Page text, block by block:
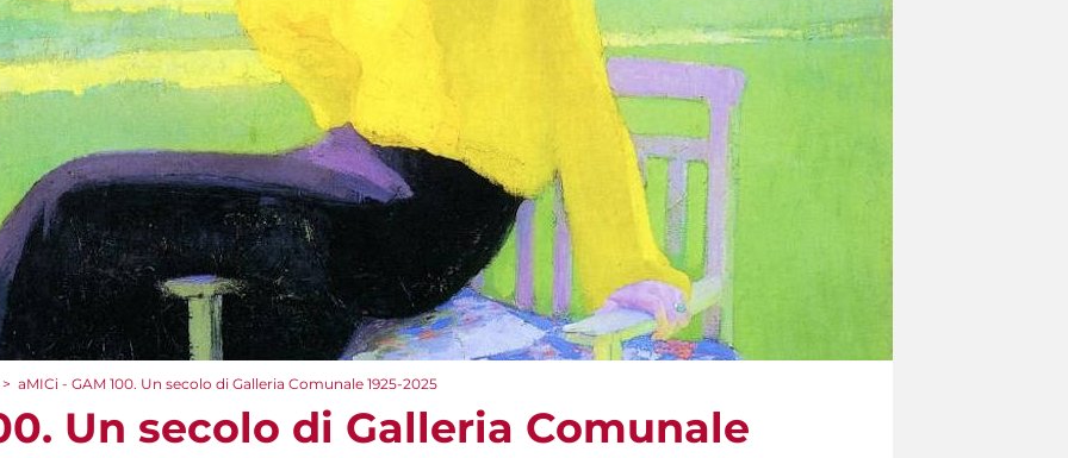
> aMICi - GAM 100. Un secolo di Galleria Comunale 1925-2025
Un secolo di Galleria Comunale